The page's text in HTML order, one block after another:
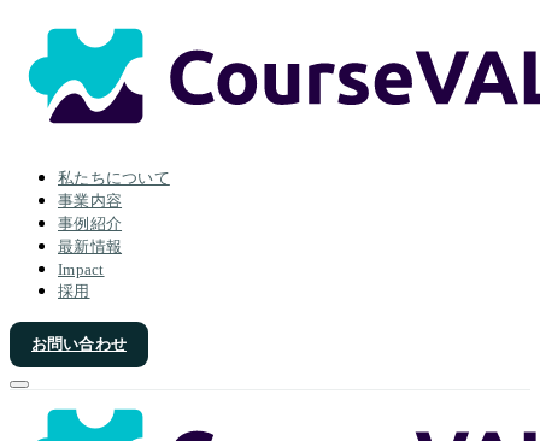
私たちについて
事業内容
事例紹介
最新情報
Impact
採用
お問い合わせ